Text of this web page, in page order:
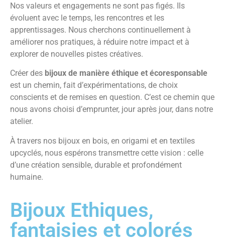
Nos valeurs et engagements ne sont pas figés. Ils
évoluent avec le temps, les rencontres et les
apprentissages. Nous cherchons continuellement à
améliorer nos pratiques, à réduire notre impact et à
explorer de nouvelles pistes créatives.
Créer des bijoux de manière éthique et écoresponsable
est un chemin, fait d’expérimentations, de choix
conscients et de remises en question. C’est ce chemin que
nous avons choisi d’emprunter, jour après jour, dans notre
atelier.
À travers nos bijoux en bois, en origami et en textiles
upcyclés, nous espérons transmettre cette vision : celle
d’une création sensible, durable et profondément
humaine.
Bijoux Ethiques,
fantaisies et colorés